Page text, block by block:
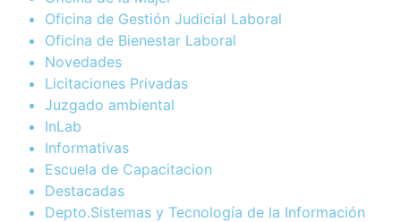
Oficina de Gestión Judicial Laboral
Oficina de Bienestar Laboral
Novedades
Licitaciones Privadas
Juzgado ambiental
InLab
Informativas
Escuela de Capacitacion
Destacadas
Depto.Sistemas y Tecnología de la Información